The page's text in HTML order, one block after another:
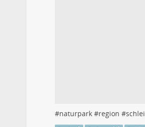
#naturpark#region #schlei